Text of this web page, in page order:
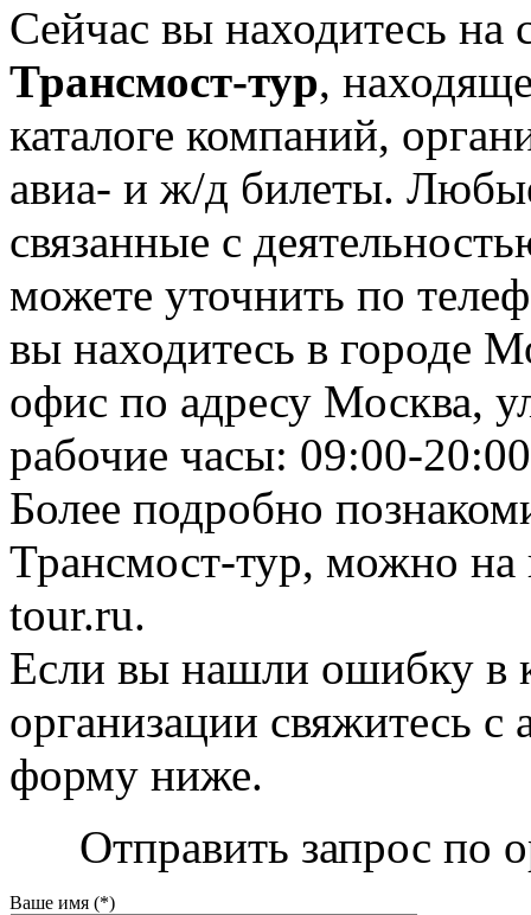
Сейчас вы находитесь на
Трансмост-тур,
каталоге компаний,
авиа- и ж/д билеты.
связанные с
можете уточнить по
вы находитесь в городе
офис по адресу Москва,
рабочие часы: 09:00-
Более подробно
Трансмост-тур, можно на
tour.ru.
Если вы нашли ошибку в
организации свяжитесь
форму ниже.
Отправить запрос по
Ваше имя (*)